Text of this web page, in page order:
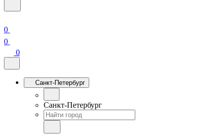
0
0
0
Санкт-Петербург
Санкт-Петербург